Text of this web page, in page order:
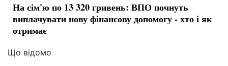
На сім'ю по 13 320 гривень: ВПО почнуть
виплачувати нову фінансову допомогу - хто і як
отримає
Що відомо